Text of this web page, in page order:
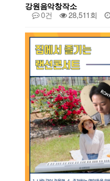
강원음악창작소
0건 28,511회